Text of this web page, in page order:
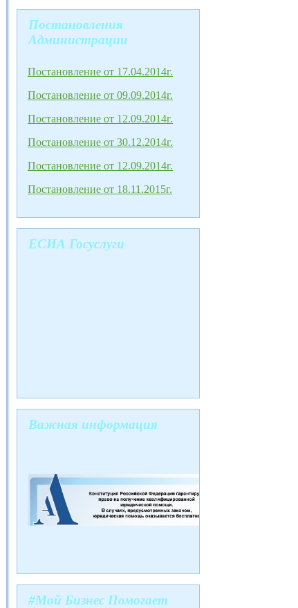
Постановления
Администрации
Постановление от 17.04.2014г.
Постановление от 09.09.2014г.
Постановление от 12.09.2014г.
Постановление от 30.12.2014г.
Постановление от 12.09.2014г.
Постановление от 18.11.2015г.
ЕСИА Госуслуги
Важная информация
#Мой Бизнес Помогает